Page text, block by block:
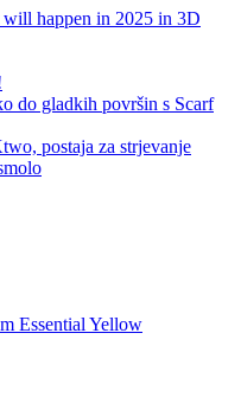
happen in 2025 in 3D
do gladkih površin s Scarf
postaja za strjevanje
Essential Yellow